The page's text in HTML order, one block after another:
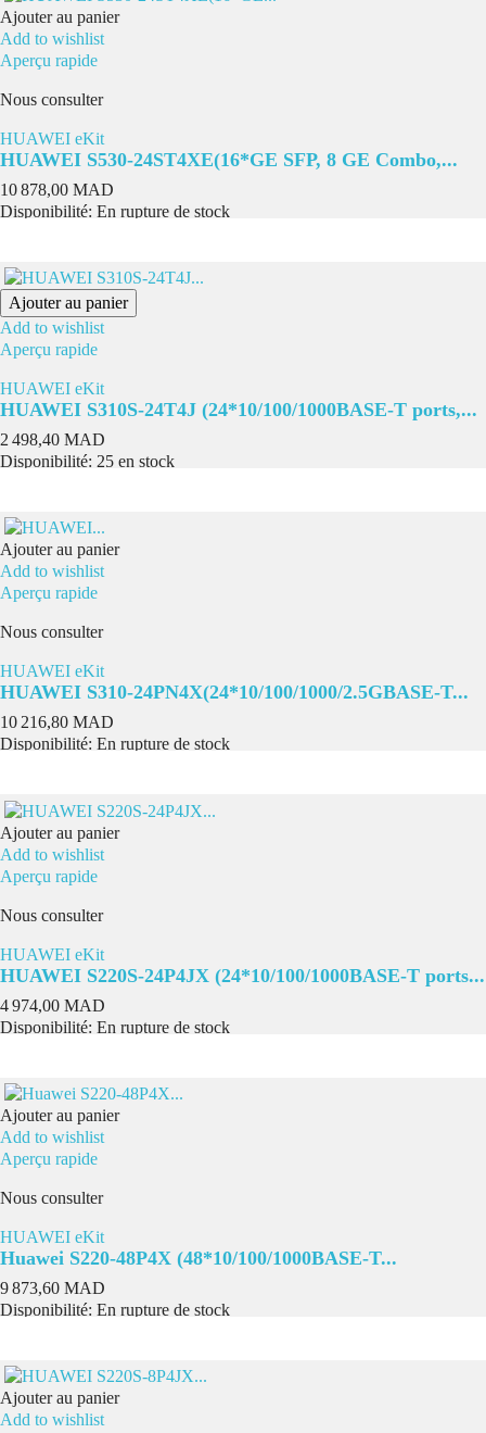
Ajouter au panier
Add to wishlist
Aperçu rapide
Nous consulter
HUAWEI eKit
HUAWEI S530-24ST4XE(16*GE SFP, 8 GE Combo,...
Prix
10 878,00 MAD
Disponibilité: En rupture de stock
Ajouter au panier
Add to wishlist
Aperçu rapide
HUAWEI eKit
HUAWEI S310S-24T4J (24*10/100/1000BASE-T ports,...
Prix
2 498,40 MAD
Disponibilité: 25 en stock
Ajouter au panier
Add to wishlist
Aperçu rapide
Nous consulter
HUAWEI eKit
HUAWEI S310-24PN4X(24*10/100/1000/2.5GBASE-T...
Prix
10 216,80 MAD
Disponibilité: En rupture de stock
Ajouter au panier
Add to wishlist
Aperçu rapide
Nous consulter
HUAWEI eKit
HUAWEI S220S-24P4JX (24*10/100/1000BASE-T ports...
Prix
4 974,00 MAD
Disponibilité: En rupture de stock
Ajouter au panier
Add to wishlist
Aperçu rapide
Nous consulter
HUAWEI eKit
Huawei S220-48P4X (48*10/100/1000BASE-T...
Prix
9 873,60 MAD
Disponibilité: En rupture de stock
Ajouter au panier
Add to wishlist